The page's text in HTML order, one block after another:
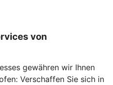
von
gewähren wir Ihnen
Verschaffen Sie sich in